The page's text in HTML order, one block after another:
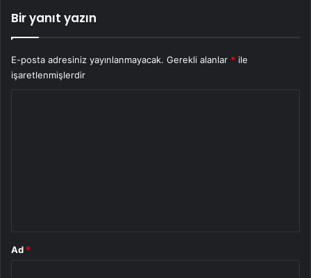
Bir yanıt yazın
E-posta adresiniz yayınlanmayacak. Gerekli alanlar * ile
işaretlenmişlerdir
Ad *